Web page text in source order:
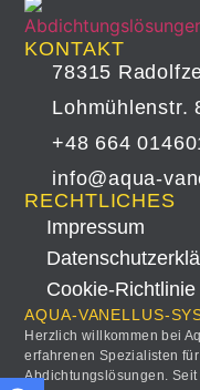
KONTAKT
78315
Lohmühlenstr.
+48 664
info@aqua-
RECHTLICHES
Impressum
Cookie-Richtlinie
AQUA-VANELLUS-
Herzlich willkommen bei
erfahrenen Spezialisten
Abdichtungslösungen.